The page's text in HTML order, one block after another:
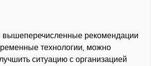
рекомендации
технологии, можно
ситуацию с организацией